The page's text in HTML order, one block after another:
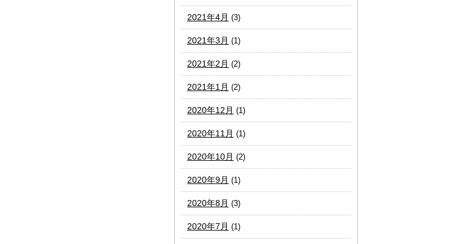
2021年4月 (3)
2021年3月 (1)
2021年2月 (2)
2021年1月 (2)
2020年12月 (1)
2020年11月 (1)
2020年10月 (2)
2020年9月 (1)
2020年8月 (3)
2020年7月 (1)